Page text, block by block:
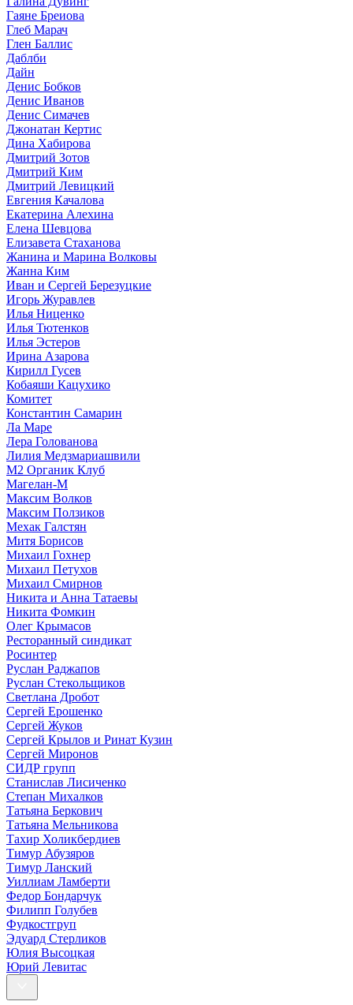
Гаяне Бреиова
Глеб Марач
Глен Баллис
Даблби
Дайн
Денис Бобков
Денис Иванов
Денис Симачев
Джонатан Кертис
Дина Хабирова
Дмитрий Зотов
Дмитрий Ким
Дмитрий Левицкий
Евгения Качалова
Екатерина Алехина
Елена Шевцова
Елизавета Стаханова
Жанина и Марина Волковы
Жанна Ким
Иван и Сергей Березуцкие
Игорь Журавлев
Илья Ниценко
Илья Тютенков
Илья Эстеров
Ирина Азарова
Кирилл Гусев
Кобаяши Кацухико
Комитет
Константин Самарин
Ла Маре
Лера Голованова
Лилия Медзмариашвили
М2 Органик Клуб
Магелан-М
Максим Волков
Максим Ползиков
Мехак Галстян
Митя Борисов
Михаил Гохнер
Михаил Петухов
Михаил Смирнов
Никита и Анна Татаевы
Никита Фомкин
Олег Крымасов
Ресторанный синдикат
Росинтер
Руслан Раджапов
Руслан Стекольщиков
Светлана Дробот
Сергей Ерошенко
Сергей Жуков
Сергей Крылов и Ринат Кузин
Сергей Миронов
СИДР групп
Станислав Лисиченко
Степан Михалков
Татьяна Беркович
Татьяна Мельникова
Тахир Холикбердиев
Тимур Абузяров
Тимур Ланский
Уиллиам Ламберти
Федор Бондарчук
Филипп Голубев
Фудкостгруп
Эдуард Стерликов
Юлия Высоцкая
Юрий Левитас